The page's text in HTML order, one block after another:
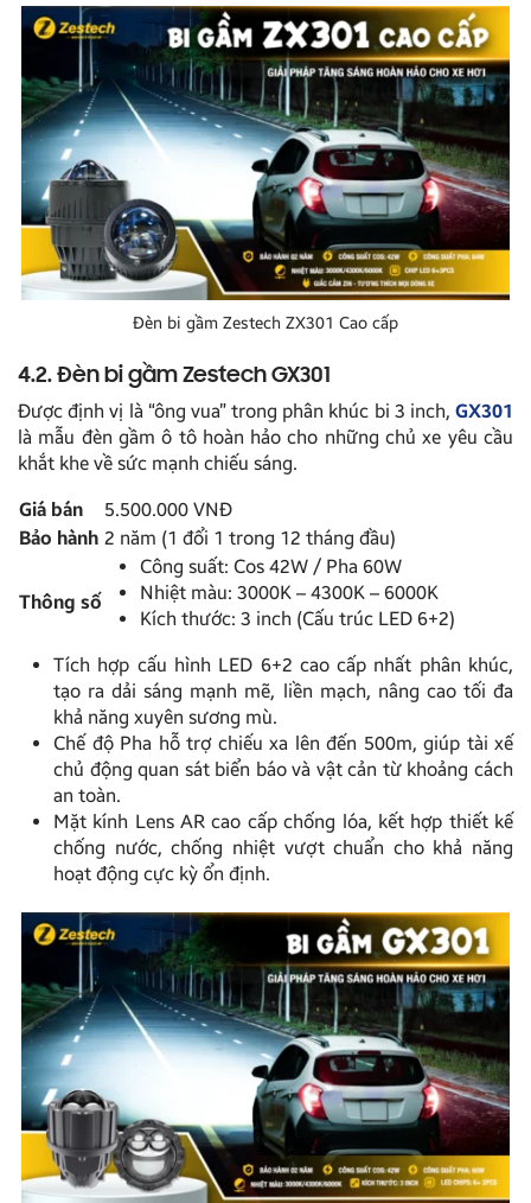
Đèn bi gầm Zestech ZX301 Cao cấp
4.2. Đèn bi gầm Zestech GX301
Được định vị là “ông vua” trong phân khúc bi 3 inch, GX301
là mẫu đèn gầm ô tô hoàn hảo cho những chủ xe yêu cầu
khắt khe về sức mạnh chiếu sáng.
Giá bán
5.500.000 VNĐ
Bảo hành 2 năm (1 đổi 1 trong 12 tháng đầu)
Thông số
Công suất: Cos 42W / Pha 60W
Nhiệt màu: 3000K – 4300K – 6000K
Kích thước: 3 inch (Cấu trúc LED 6+2)
Tích hợp cấu hình LED 6+2 cao cấp nhất phân khúc,
tạo ra dải sáng mạnh mẽ, liền mạch, nâng cao tối đa
khả năng xuyên sương mù.
Chế độ Pha hỗ trợ chiếu xa lên đến 500m, giúp tài xế
chủ động quan sát biển báo và vật cản từ khoảng cách
an toàn.
Mặt kính Lens AR cao cấp chống lóa, kết hợp thiết kế
chống nước, chống nhiệt vượt chuẩn cho khả năng
hoạt động cực kỳ ổn định.